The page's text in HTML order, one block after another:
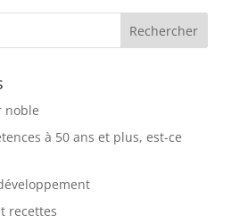
noble
à 50 ans et plus, est-ce
recettes